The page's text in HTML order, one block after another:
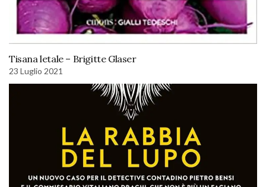
Tisana letale – Brigitte Glaser
23 Luglio 2021